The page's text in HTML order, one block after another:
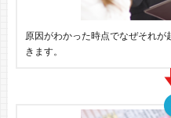
原因がわかった時点でなぜそれ
きます。